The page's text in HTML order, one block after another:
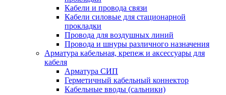
Кабели и провода связи
Кабели силовые для стационарной
прокладки
Провода для воздушных линий
Провода и шнуры различного назначения
Арматура кабельная, крепеж и аксессуары для
кабеля
Арматура СИП
Герметичный кабельный коннектор
Кабельные вводы (сальники)